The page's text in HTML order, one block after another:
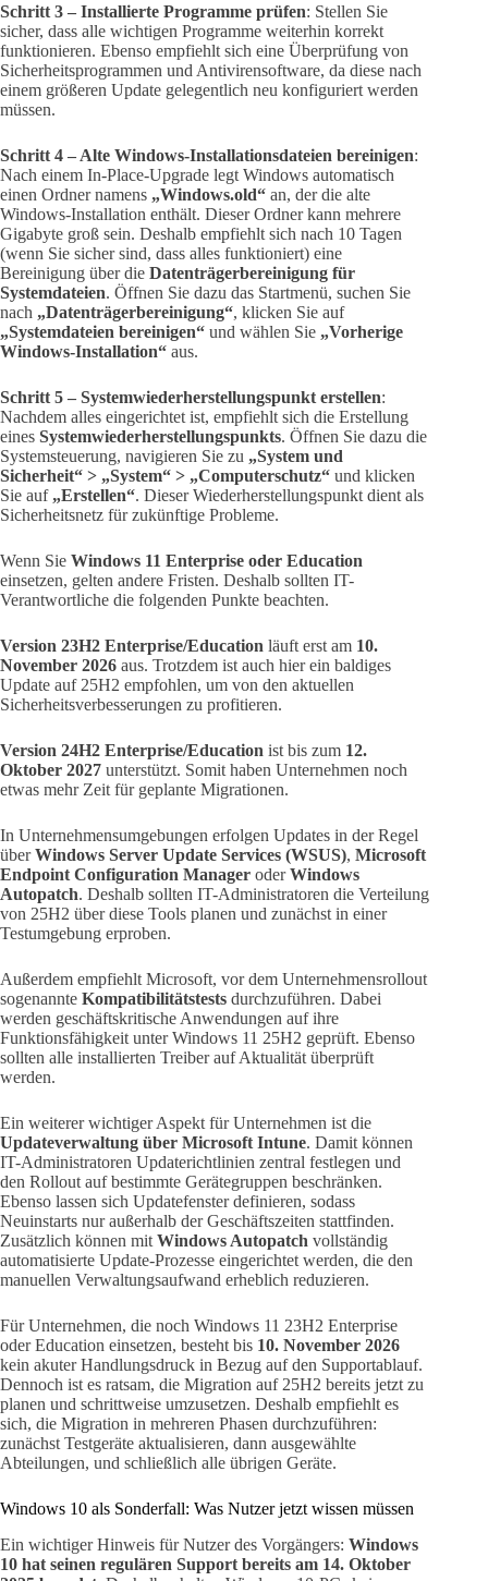
Schritt 3 – Installierte Programme prüfen: Stellen Sie
sicher, dass alle wichtigen Programme weiterhin korrekt
funktionieren. Ebenso empfiehlt sich eine Überprüfung von
Sicherheitsprogrammen und Antivirensoftware, da diese nach
einem größeren Update gelegentlich neu konfiguriert werden
müssen.
Schritt 4 – Alte Windows-Installationsdateien bereinigen:
Nach einem In-Place-Upgrade legt Windows automatisch
einen Ordner namens „Windows.old“ an, der die alte
Windows-Installation enthält. Dieser Ordner kann mehrere
Gigabyte groß sein. Deshalb empfiehlt sich nach 10 Tagen
(wenn Sie sicher sind, dass alles funktioniert) eine
Bereinigung über die Datenträgerbereinigung für
Systemdateien. Öffnen Sie dazu das Startmenü, suchen Sie
nach „Datenträgerbereinigung“, klicken Sie auf
„Systemdateien bereinigen“ und wählen Sie „Vorherige
Windows-Installation“ aus.
Schritt 5 – Systemwiederherstellungspunkt erstellen:
Nachdem alles eingerichtet ist, empfiehlt sich die Erstellung
eines Systemwiederherstellungspunkts. Öffnen Sie dazu die
Systemsteuerung, navigieren Sie zu „System und
Sicherheit“ > „System“ > „Computerschutz“ und klicken
Sie auf „Erstellen“. Dieser Wiederherstellungspunkt dient als
Sicherheitsnetz für zukünftige Probleme.
Wenn Sie Windows 11 Enterprise oder Education
einsetzen, gelten andere Fristen. Deshalb sollten IT-
Verantwortliche die folgenden Punkte beachten.
Version 23H2 Enterprise/Education läuft erst am 10.
November 2026 aus. Trotzdem ist auch hier ein baldiges
Update auf 25H2 empfohlen, um von den aktuellen
Sicherheitsverbesserungen zu profitieren.
Version 24H2 Enterprise/Education ist bis zum 12.
Oktober 2027 unterstützt. Somit haben Unternehmen noch
etwas mehr Zeit für geplante Migrationen.
In Unternehmensumgebungen erfolgen Updates in der Regel
überWindows Server Update Services (WSUS), Microsoft
Endpoint Configuration Manager oderWindows
Autopatch. Deshalb sollten IT-Administratoren die Verteilung
von 25H2 über diese Tools planen und zunächst in einer
Testumgebung erproben.
Außerdem empfiehlt Microsoft, vor dem Unternehmensrollout
sogenannte Kompatibilitätstests durchzuführen. Dabei
werden geschäftskritische Anwendungen auf ihre
Funktionsfähigkeit unter Windows 11 25H2 geprüft. Ebenso
sollten alle installierten Treiber auf Aktualität überprüft
werden.
Ein weiterer wichtiger Aspekt für Unternehmen ist die
Updateverwaltung über Microsoft Intune. Damit können
IT-Administratoren Updaterichtlinien zentral festlegen und
den Rollout auf bestimmte Gerätegruppen beschränken.
Ebenso lassen sich Updatefenster definieren, sodass
Neuinstarts nur außerhalb der Geschäftszeiten stattfinden.
Zusätzlich können mit Windows Autopatch vollständig
automatisierte Update-Prozesse eingerichtet werden, die den
manuellen Verwaltungsaufwand erheblich reduzieren.
Für Unternehmen, die noch Windows 11 23H2 Enterprise
oder Education einsetzen, besteht bis 10. November 2026
kein akuter Handlungsdruck in Bezug auf den Supportablauf.
Dennoch ist es ratsam, die Migration auf 25H2 bereits jetzt zu
planen und schrittweise umzusetzen. Deshalb empfiehlt es
sich, die Migration in mehreren Phasen durchzuführen:
zunächst Testgeräte aktualisieren, dann ausgewählte
Abteilungen, und schließlich alle übrigen Geräte.
Windows 10 als Sonderfall: Was Nutzer jetzt wissen müssen
Ein wichtiger Hinweis für Nutzer des Vorgängers: Windows
10 hat seinen regulären Support bereits am 14. Oktober